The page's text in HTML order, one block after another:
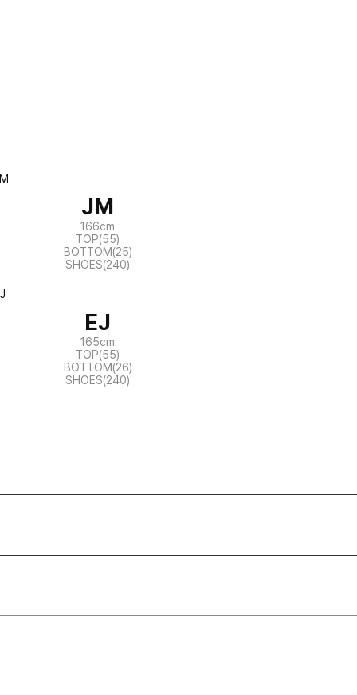
JM
166cm
TOP(55)
BOTTOM(25)
SHOES(240)
EJ
165cm
TOP(55)
BOTTOM(26)
SHOES(240)